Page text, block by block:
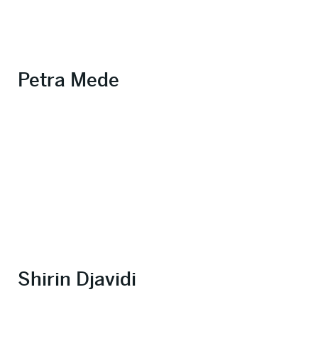
Petra Mede
Shirin Djavidi